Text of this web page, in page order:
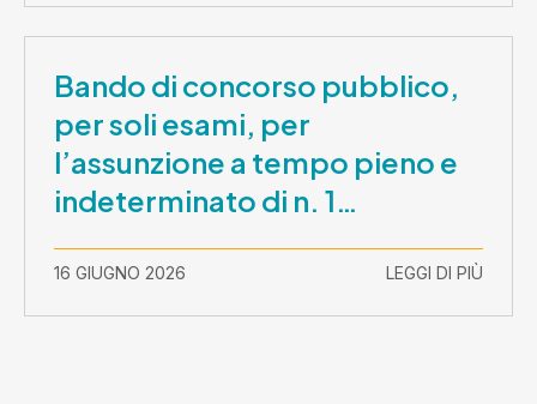
Bando di concorso pubblico,
per soli esami, per
l’assunzione a tempo pieno e
indeterminato di n. 1
Assistente Sociale –
Comunicazione prova scritta e
prova orale
16 GIUGNO 2026 LEGGI DI PIÙ